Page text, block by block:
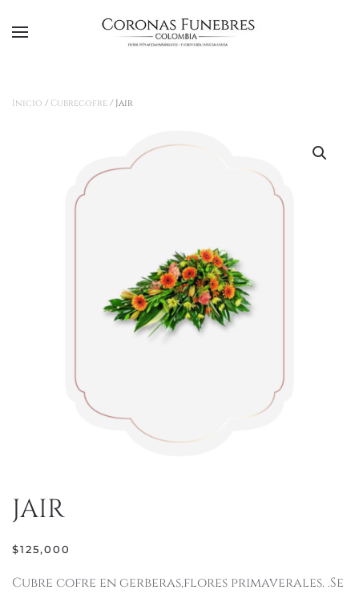
Ir al contenido principal
Inicio / Cubrecofre / Jair
JAIR
$125,000
Cubre cofre en gerberas,flores primaverales. .Se